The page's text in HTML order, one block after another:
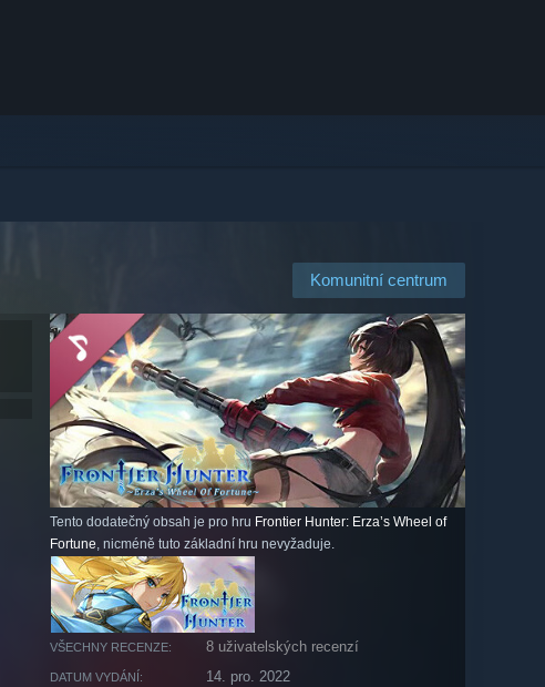
Komunitní centrum
Tento dodatečný obsah je pro hru Frontier Hunter: Erza’s Wheel of
Fortune, nicméně tuto základní hru nevyžaduje.
VŠECHNY RECENZE: 8 uživatelských recenzí
DATUM VYDÁNÍ: 14. pro. 2022